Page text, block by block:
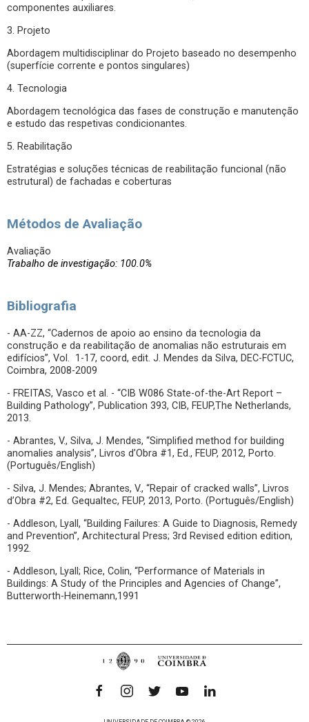
componentes auxiliares.
3. Projeto
Abordagem multidisciplinar do Projeto baseado no desempenho
(superfície corrente e pontos singulares)
4. Tecnologia
Abordagem tecnológica das fases de construção e manutenção
e estudo das respetivas condicionantes.
5. Reabilitação
Estratégias e soluções técnicas de reabilitação funcional (não
estrutural) de fachadas e coberturas
Métodos de Avaliação
Avaliação
Trabalho de investigação: 100.0%
Bibliografia
- AA-ZZ, “Cadernos de apoio ao ensino da tecnologia da
construção e da reabilitação de anomalias não estruturais em
edifícios”, Vol. 1-17, coord, edit. J. Mendes da Silva, DEC-FCTUC,
Coimbra, 2008-2009
- FREITAS, Vasco et al. - “CIB W086 State-of-the-Art Report –
Building Pathology”, Publication 393, CIB, FEUP,The Netherlands,
2013.
- Abrantes, V., Silva, J. Mendes, “Simplified method for building
anomalies analysis”, Livros d’Obra #1, Ed., FEUP, 2012, Porto.
(Português/English)
- Silva, J. Mendes; Abrantes, V., “Repair of cracked walls”, Livros
d’Obra #2, Ed. Gequaltec, FEUP, 2013, Porto. (Português/English)
- Addleson, Lyall, “Building Failures: A Guide to Diagnosis, Remedy
and Prevention”, Architectural Press; 3rd Revised edition edition,
1992.
- Addleson, Lyall; Rice, Colin, “Performance of Materials in
Buildings: A Study of the Principles and Agencies of Change”,
Butterworth-Heinemann,1991